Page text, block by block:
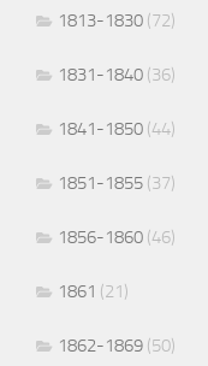
1813-1830 (72)
1831-1840 (36)
1841-1850 (44)
1851-1855 (37)
1856-1860 (46)
1861 (21)
1862-1869 (50)